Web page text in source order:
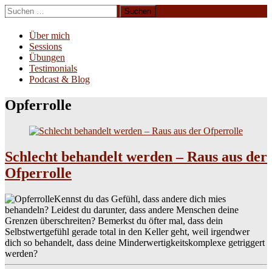
Zum
Inhalt
springen
Suchen
nach:
Über mich
Sessions
Übungen
Testimonials
Podcast & Blog
Opferrolle
Schlecht behandelt werden – Raus aus der
Ofperrolle
Kennst du das Gefühl, dass andere dich mies
behandeln? Leidest du darunter, dass andere Menschen deine
Grenzen überschreiten? Bemerkst du öfter mal, dass dein
Selbstwertgefühl gerade total in den Keller geht, weil irgendwer
dich so behandelt, dass deine Minderwertigkeitskomplexe getriggert
werden?